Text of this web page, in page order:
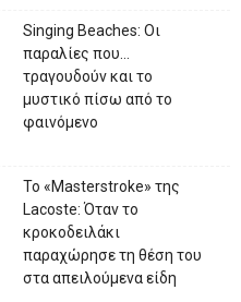
Singing Beaches: Οι
παραλίες που…
τραγουδούν και το
μυστικό πίσω από το
φαινόμενο
Το «Masterstroke» της
Lacoste: Όταν το
κροκοδειλάκι
παραχώρησε τη θέση του
στα απειλούμενα είδη